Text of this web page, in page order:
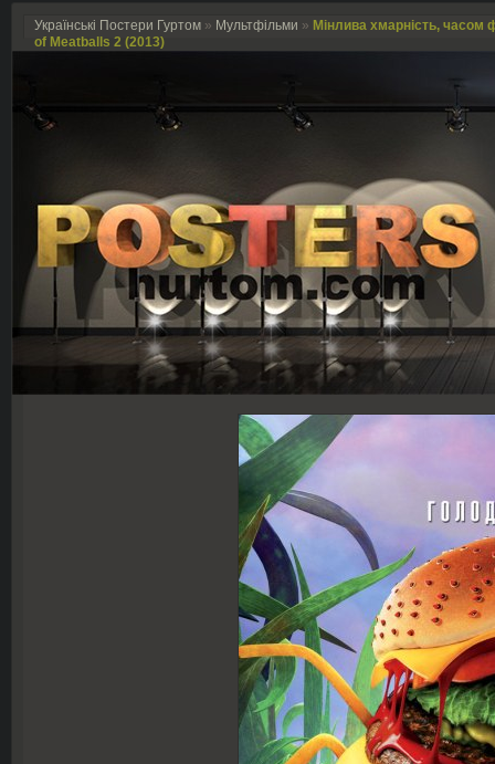
Українські Постери Гуртом » Мультфільми » Мінлива хмарність, часом
of Meatballs 2 (2013)